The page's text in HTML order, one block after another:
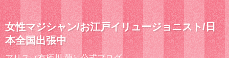
女性マジシャン/お江戸イリュージョニスト/日
本全国出張中